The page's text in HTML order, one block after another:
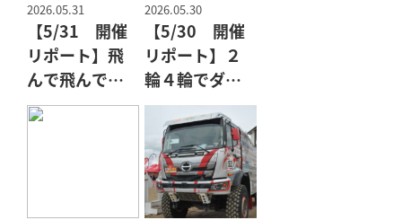
2026.05.31
【5/31 開催
リポート】飛
んで飛んでフ
ィナーレ
2026.05.30
【5/30 開催
リポート】２
輪４輪でダカ
ール走破